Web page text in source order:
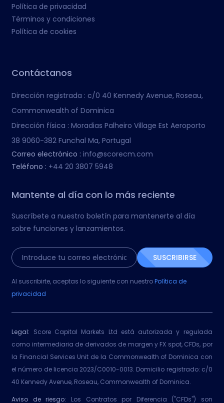
Política de privacidad
Términos y condiciones
Política de cookies
Contáctanos
Dirección registrada : c/0 40 Kennedy Avenue, Roseau,
Commonwealth of Dominica
Dirección física : Moradias Palheiro Village Est Aeroporto
38 9060-382 Funchal Ma, Portugal
Correo electrónico : info@scorecm.com
Teléfono : +44 20 3807 5948
Mantente al día con lo más reciente
Suscríbete a nuestro boletín para mantenerte al día
sobre funciones y lanzamientos.
SUSCRIBIRSE
Al suscribirte, aceptas lo siguiente con nuestroPolítica de
privacidad
Legal: Score Capital Markets Ltd está autorizada y regulada
como intermediaria de derivados de margen y FX spot, CFDs, por
la Financial Services Unit de la Commonwealth of Dominica con
el número de licencia 2023/C0010-0013. Domicilio registrado: c/0
40 Kennedy Avenue, Roseau, Commonwealth of Dominica.
Aviso de riesgo: Los Contratos por Diferencia ("CFDs") son